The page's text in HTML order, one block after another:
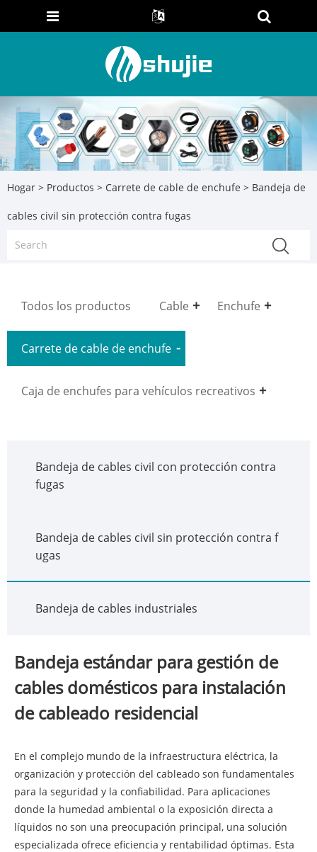
Hogar > Productos > Carrete de cable de enchufe > Bandeja de
cables civil sin protección contra fugas
Todos los productos Cable Enchufe
Carrete de cable de enchufe
Caja de enchufes para vehículos recreativos
Bandeja de cables civil con protección contra
fugas
Bandeja de cables civil sin protección contra f
ugas
Bandeja de cables industriales
Bandeja estándar para gestión de
cables domésticos para instalación
de cableado residencial
En el complejo mundo de la infraestructura eléctrica, la
organización y protección del cableado son fundamentales
para la seguridad y la confiabilidad. Para aplicaciones
donde la humedad ambiental o la exposición directa a
líquidos no son una preocupación principal, una solución
especializada ofrece eficiencia y rentabilidad óptimas. Esta